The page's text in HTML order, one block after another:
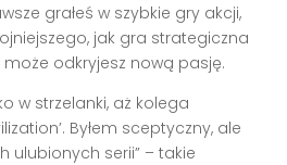
grałeś w szybkie gry akcji,
jak gra strategiczna
odkryjesz nową pasję.
w strzelanki, aż kolega
Byłem sceptyczny, ale
ulubionych serii” – takie